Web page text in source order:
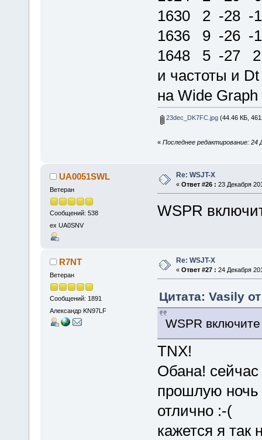
1630 2 -28 -
1636 9 -26 -
1648 5 -27
и частоты и
на Wide Graph
23dec_DK7FC.jpg(44.46 КБ,
« Последнее редактирование: 24
UA0051SWL
Ветеран
Сообщений: 538
ex UA0SNV
Re: WSJT-X
« Ответ #26 : 23 Декабря
WSPR
R7NT
Ветеран
Сообщений: 1891
Александр KN97LF
Re: WSJT-X
« Ответ #27 : 24 Декабря
Цитата: Vasily
WSPR
TNX!
Обана! сейчас
прошлую ночь
отлично :-(
кажется я так